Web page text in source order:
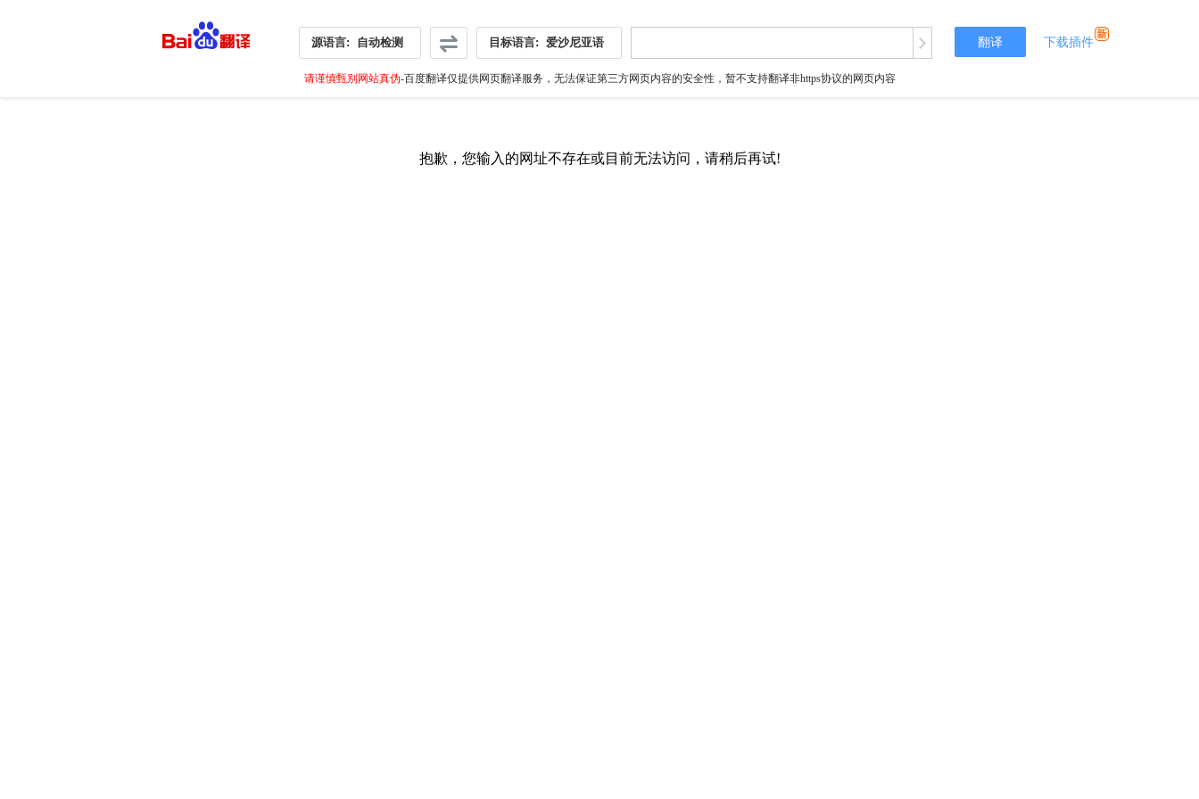
源语言: 自动检测 目标语言: 爱沙尼亚语 翻译 下载插件
请谨慎甄别网站真伪-百度翻译仅提供网页翻译服务，无法保证第三方网页内容的安全性，暂不支持翻译非https协议的网页内容